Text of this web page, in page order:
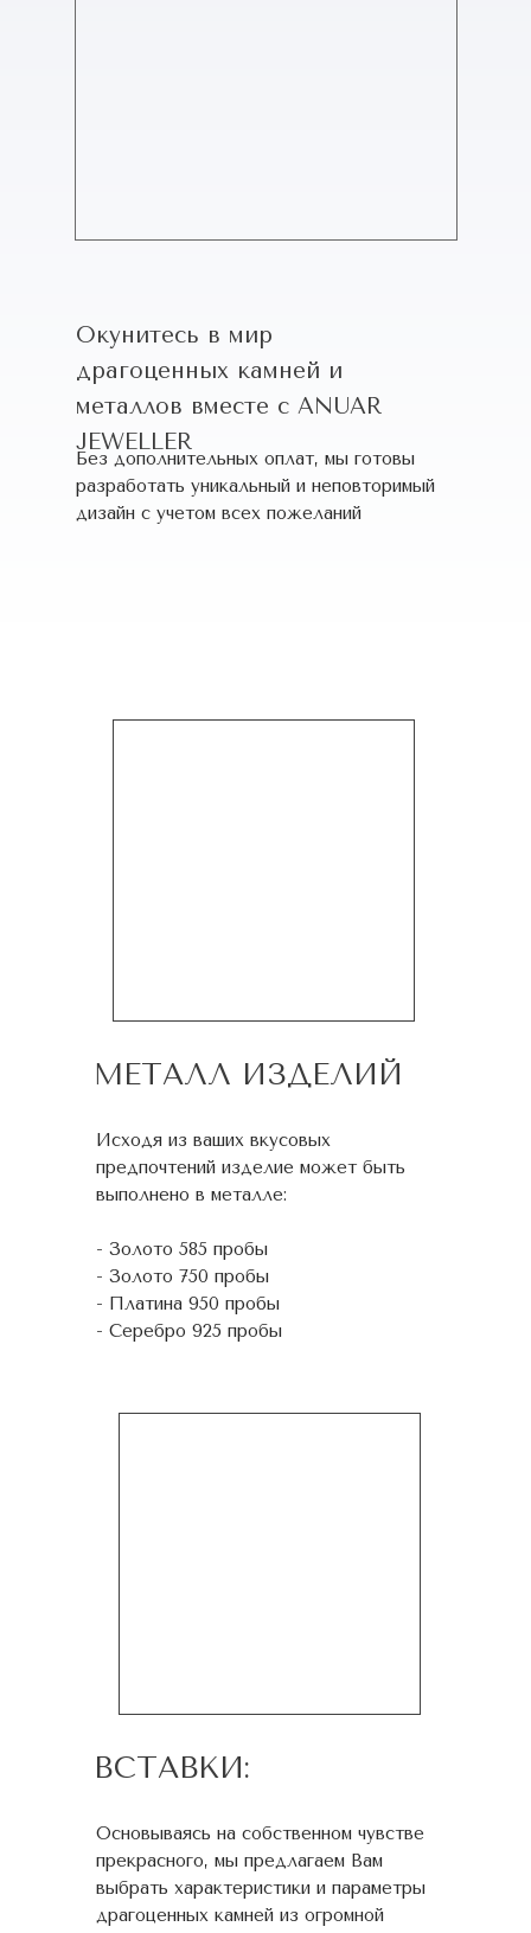
Окунитесь в мир
драгоценных камней и
металлов вместе с ANUAR
JEWELLER
Без дополнительных оплат, мы готовы
разработать уникальный и неповторимый
дизайн c учетом всех пожеланий
МЕТАЛЛ ИЗДЕЛИЙ
Исходя из ваших вкусовых
предпочтений изделие может быть
выполнено в металле:
- Золото 585 пробы
- Золото 750 пробы
- Платина 950 пробы
- Серебро 925 пробы
ВСТАВКИ:
Основываясь на собственном чувстве
прекрасного, мы предлагаем Вам
выбрать характеристики и параметры
драгоценных камней из огромной